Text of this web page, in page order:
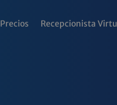
Precios Recepcionista